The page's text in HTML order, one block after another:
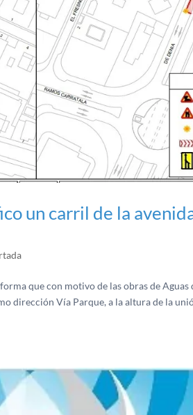
un carril de la
que con motivo de las obras de Aguas
dirección Vía Parque, a la altura de la